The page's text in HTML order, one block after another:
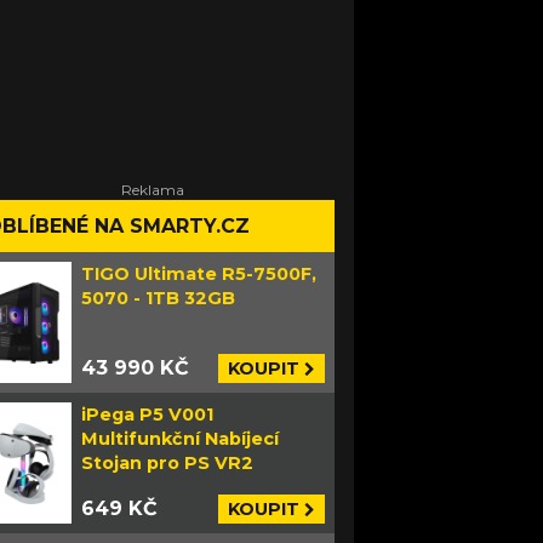
NA SMARTY.CZ
TIGO Ultimate R5-7500F,
5070 - 1TB 32GB
43 990 KČ KOUPIT
iPega P5 V001
Multifunkční Nabíjecí
Stojan pro PS VR2
649 KČ KOUPIT